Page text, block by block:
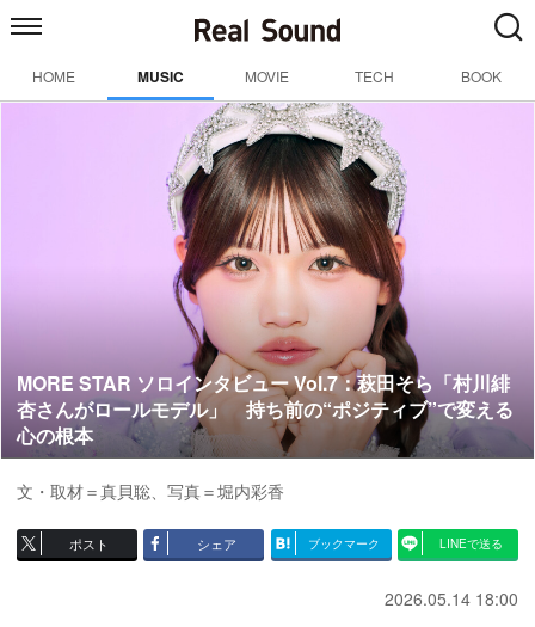
HOME MUSIC MOVIE TECH BOOK
MORE STAR ソロインタビュー Vol.7：萩田そら「村川緋
杏さんがロールモデル」 持ち前の“ポジティブ”で変える
心の根本
文・取材＝真貝聡、写真＝堀内彩香
ポスト シェア ブックマーク LINEで送る
2026.05.14 18:00